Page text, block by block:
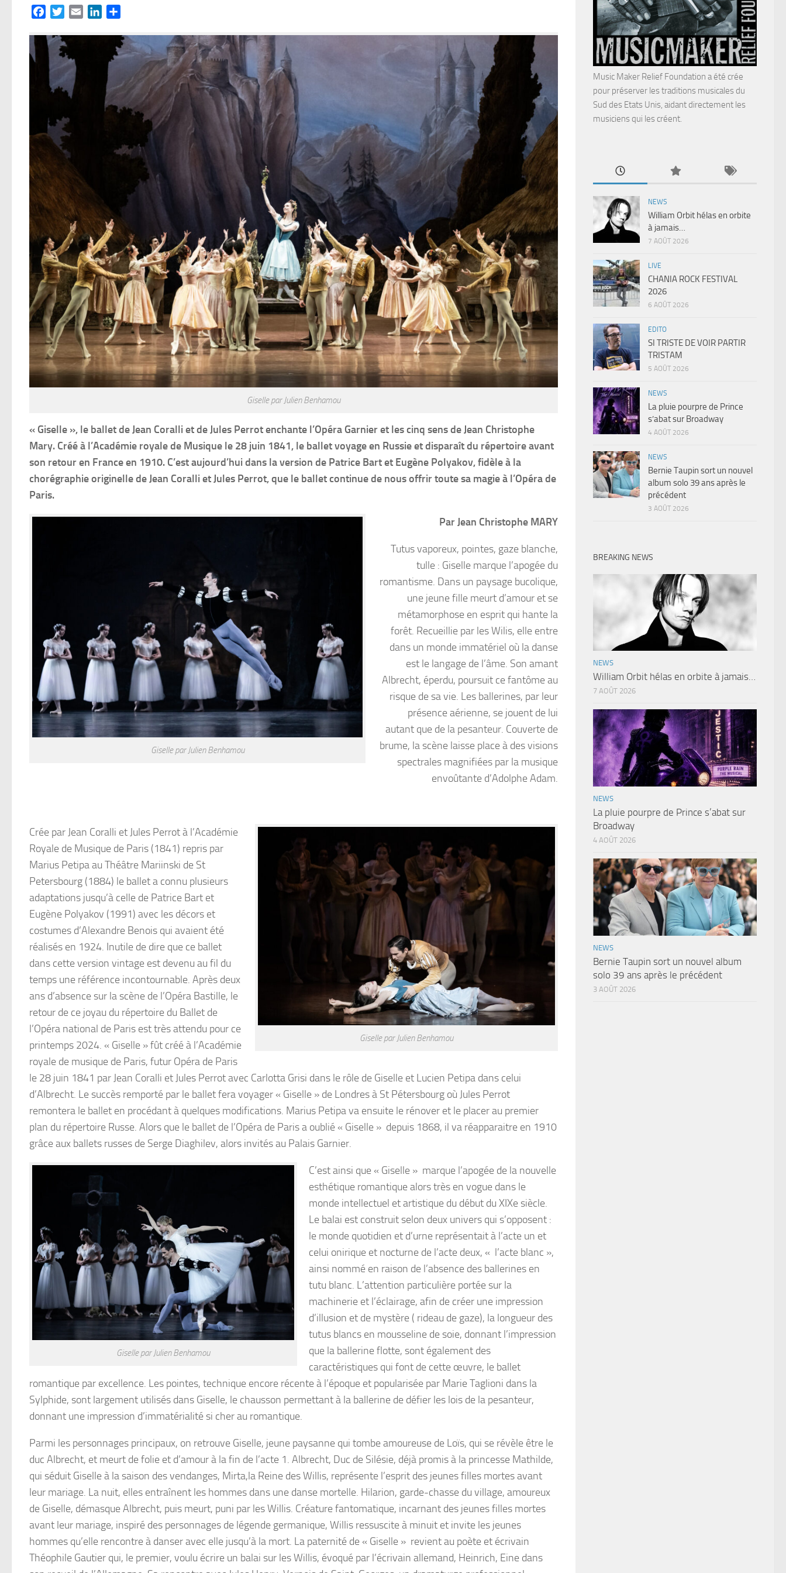
FacebookTwitterEmail LinkedIn
Giselle par Julien Benhamou
« Giselle », le ballet de Jean Coralli et de Jules Perrot enchante l’Opéra Garnier et les cinq sens de Jean Christophe
Mary. Créé à l’Académie royale de Musique le 28 juin 1841, le ballet voyage en Russie et disparaît du répertoire avant
son retour en France en 1910. C’est aujourd’hui dans la version de Patrice Bart et Eugène Polyakov, fidèle à la
chorégraphie originelle de Jean Coralli et Jules Perrot, que le ballet continue de nous offrir toute sa magie à l’Opéra de
Paris.
Giselle par Julien Benhamou
Par Jean Christophe MARY
Tutus vaporeux, pointes, gaze blanche,
tulle : Giselle marque l’apogée du
romantisme. Dans un paysage bucolique,
une jeune fille meurt d’amour et se
métamorphose en esprit qui hante la
forêt. Recueillie par les Wilis, elle entre
dans un monde immatériel où la danse
est le langage de l’âme. Son amant
Albrecht, éperdu, poursuit ce fantôme au
risque de sa vie. Les ballerines, par leur
présence aérienne, se jouent de lui
autant que de la pesanteur. Couverte de
brume, la scène laisse place à des visions
spectrales magnifiées par la musique
envoûtante d’Adolphe Adam.
Giselle par Julien Benhamou
Crée par Jean Coralli et Jules Perrot à l’Académie
Royale de Musique de Paris (1841) repris par
Marius Petipa au Théâtre Mariinski de St
Petersbourg (1884) le ballet a connu plusieurs
adaptations jusqu’à celle de Patrice Bart et
Eugène Polyakov (1991) avec les décors et
costumes d’Alexandre Benois qui avaient été
réalisés en 1924. Inutile de dire que ce ballet
dans cette version vintage est devenu au fil du
temps une référence incontournable. Après deux
ans d’absence sur la scène de l’Opéra Bastille, le
retour de ce joyau du répertoire du Ballet de
l’Opéra national de Paris est très attendu pour ce
printemps 2024. « Giselle » fût créé à l’Académie
royale de musique de Paris, futur Opéra de Paris
le 28 juin 1841 par Jean Coralli et Jules Perrot avec Carlotta Grisi dans le rôle de Giselle et Lucien Petipa dans celui
d’Albrecht. Le succès remporté par le ballet fera voyager « Giselle » de Londres à St Pétersbourg où Jules Perrot
remontera le ballet en procédant à quelques modifications. Marius Petipa va ensuite le rénover et le placer au premier
plan du répertoire Russe. Alors que le ballet de l’Opéra de Paris a oublié « Giselle » depuis 1868, il va réapparaitre en 1910
grâce aux ballets russes de Serge Diaghilev, alors invités au Palais Garnier.
Giselle par Julien Benhamou
C’est ainsi que « Giselle » marque l’apogée de la nouvelle
esthétique romantique alors très en vogue dans le
monde intellectuel et artistique du début du XIXe siècle.
Le balai est construit selon deux univers qui s’opposent :
le monde quotidien et d’urne représentait à l’acte un et
celui onirique et nocturne de l’acte deux, « l’acte blanc »,
ainsi nommé en raison de l’absence des ballerines en
tutu blanc. L’attention particulière portée sur la
machinerie et l’éclairage, afin de créer une impression
d’illusion et de mystère ( rideau de gaze), la longueur des
tutus blancs en mousseline de soie, donnant l’impression
que la ballerine flotte, sont également des
caractéristiques qui font de cette œuvre, le ballet
romantique par excellence. Les pointes, technique encore récente à l’époque et popularisée par Marie Taglioni dans la
Sylphide, sont largement utilisés dans Giselle, le chausson permettant à la ballerine de défier les lois de la pesanteur,
donnant une impression d’immatérialité si cher au romantique.
Parmi les personnages principaux, on retrouve Giselle, jeune paysanne qui tombe amoureuse de Loïs, qui se révèle être le
duc Albrecht, et meurt de folie et d’amour à la fin de l’acte 1. Albrecht, Duc de Silésie, déjà promis à la princesse Mathilde,
qui séduit Giselle à la saison des vendanges, Mirta,la Reine des Willis, représente l’esprit des jeunes filles mortes avant
leur mariage. La nuit, elles entraînent les hommes dans une danse mortelle. Hilarion, garde-chasse du village, amoureux
de Giselle, démasque Albrecht, puis meurt, puni par les Willis. Créature fantomatique, incarnant des jeunes filles mortes
avant leur mariage, inspiré des personnages de légende germanique, Willis ressuscite à minuit et invite les jeunes
hommes qu’elle rencontre à danser avec elle jusqu’à la mort. La paternité de « Giselle » revient au poète et écrivain
Théophile Gautier qui, le premier, voulu écrire un balai sur les Willis, évoqué par l’écrivain allemand, Heinrich, Eine dans
Music Maker Relief Foundation a été crée
pour préserver les traditions musicales du
Sud des Etats Unis, aidant directement les
musiciens qui les créent.
NEWS
William Orbit hélas en orbite
à jamais…
7 AOÛT 2026
LIVE
CHANIA ROCK FESTIVAL
2026
6 AOÛT 2026
EDITO
SI TRISTE DE VOIR PARTIR
TRISTAM
5 AOÛT 2026
NEWS
La pluie pourpre de Prince
s’abat sur Broadway
4 AOÛT 2026
NEWS
Bernie Taupin sort un nouvel
album solo 39 ans après le
précédent
3 AOÛT 2026
BREAKING NEWS
NEWS
William Orbit hélas en orbite à jamais…
7 AOÛT 2026
NEWS
La pluie pourpre de Prince s’abat sur
Broadway
4 AOÛT 2026
NEWS
Bernie Taupin sort un nouvel album
solo 39 ans après le précédent
3 AOÛT 2026